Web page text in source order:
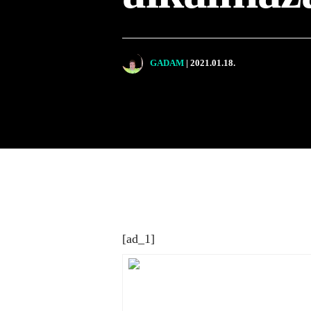
GADAM | 2021.01.18.
[ad_1]